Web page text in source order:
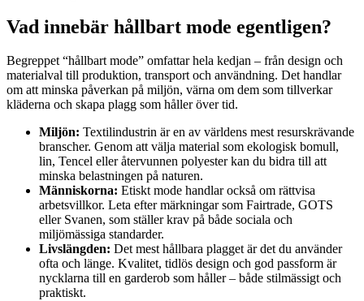
Vad innebär hållbart mode egentligen?
Begreppet “hållbart mode” omfattar hela kedjan – från design och
materialval till produktion, transport och användning. Det handlar
om att minska påverkan på miljön, värna om dem som tillverkar
kläderna och skapa plagg som håller över tid.
Miljön: Textilindustrin är en av världens mest resurskrävande
branscher. Genom att välja material som ekologisk bomull,
lin, Tencel eller återvunnen polyester kan du bidra till att
minska belastningen på naturen.
Människorna: Etiskt mode handlar också om rättvisa
arbetsvillkor. Leta efter märkningar som Fairtrade, GOTS
eller Svanen, som ställer krav på både sociala och
miljömässiga standarder.
Livslängden: Det mest hållbara plagget är det du använder
ofta och länge. Kvalitet, tidlös design och god passform är
nycklarna till en garderob som håller – både stilmässigt och
praktiskt.